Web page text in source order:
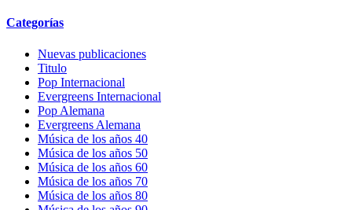
Categorías
Nuevas publicaciones
Titulo
Pop Internacional
Evergreens Internacional
Pop Alemana
Evergreens Alemana
Música de los años 40
Música de los años 50
Música de los años 60
Música de los años 70
Música de los años 80